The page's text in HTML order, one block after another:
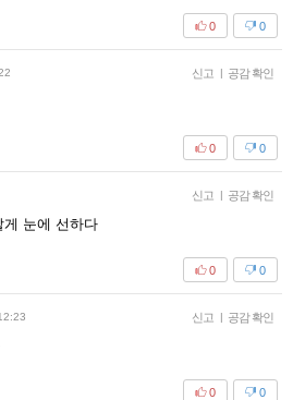
0
0
신고 | 공감 확인
0
0
신고 | 공감 확인
게 눈에 선하다
0
0
신고 | 공감 확인
0
0